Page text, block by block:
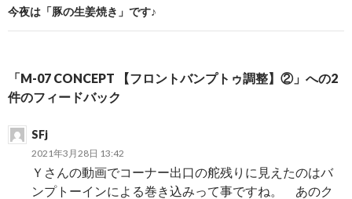
ナ
ゲ
ー
シ
ョ
今夜は「豚の生姜焼き」です♪
「M-07 CONCEPT 【フロントバンプトゥ調整】②」への2
件のフィードバック
SFj
2021年3月28日 13:42
Ｙさんの動画でコーナー出口の舵残りに見えたのはバ
ンプトーインによる巻き込みって事ですね。 あのク